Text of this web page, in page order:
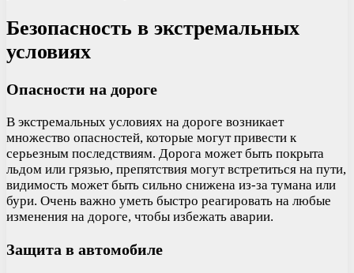
Безопасность в экстремальных
условиях
Опасности на дороге
В экстремальных условиях на дороге возникает
множество опасностей, которые могут привести к
серьезным последствиям. Дорога может быть покрыта
льдом или грязью, препятствия могут встретиться на пути,
видимость может быть сильно снижена из-за тумана или
бури. Очень важно уметь быстро реагировать на любые
изменения на дороге, чтобы избежать аварии.
Защита в автомобиле